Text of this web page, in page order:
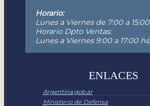
Horario:
Lunes a Viernes de 7:00 a
Horario Dpto Ventas:
Lunes a Viernes 9:00 a 17:00 hs.
ENLACES
Argentina.gob.ar
Ministerio de Defensa